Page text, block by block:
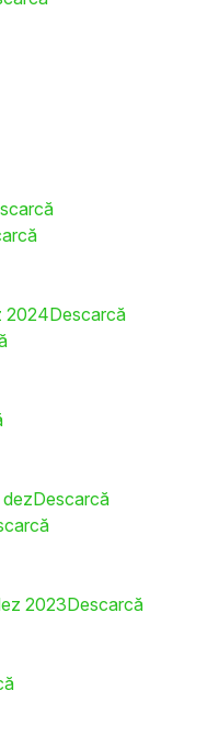
2024Descarcă
Descarcă
2023Descarcă